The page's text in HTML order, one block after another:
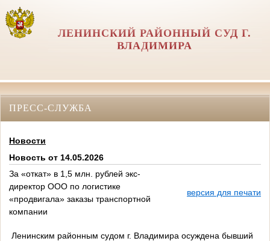
ЛЕНИНСКИЙ РАЙОННЫЙ СУД Г.
ВЛАДИМИРА
ПРЕСС-СЛУЖБА
Новости
Новость от 14.05.2026
За «откат» в 1,5 млн. рублей экс-
директор ООО по логистике
«продвигала» заказы транспортной
компании
версия для печати
Ленинским районным судом г. Владимира осуждена бывший